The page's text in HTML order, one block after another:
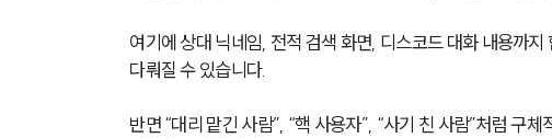
여기에 상대 닉네임, 전적 검색 화면, 디스코드 대화 내용까
다뤄질 수 있습니다.
반면 “대리 맡긴 사람”, “핵 사용자”, “사기 친 사람”처럼 구